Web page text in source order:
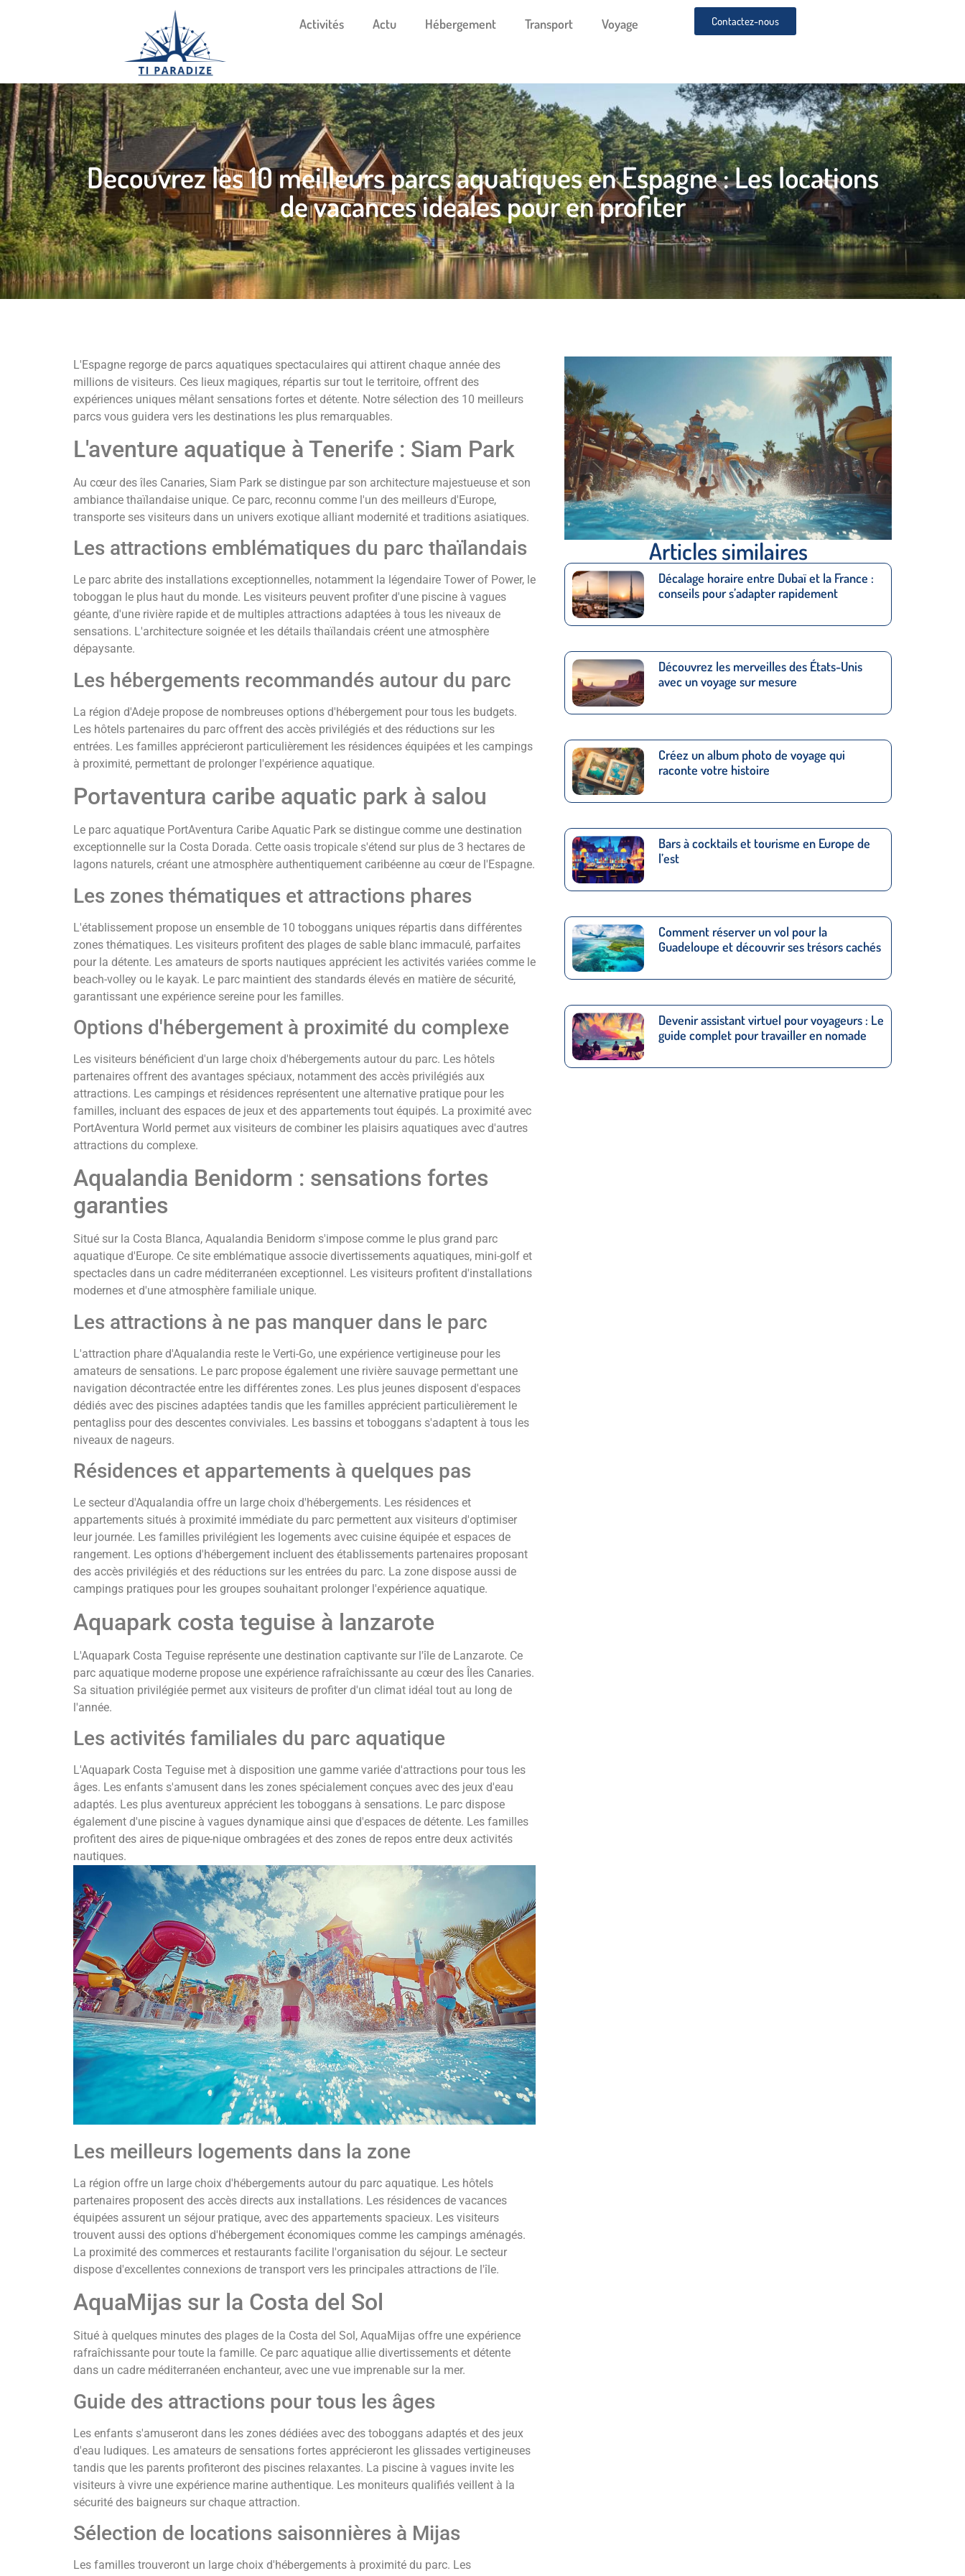
Activités Actu Hébergement Transport Voyage Contactez-nous
Decouvrez les 10 meilleurs parcs aquatiques en Espagne : Les locations
de vacances ideales pour en profiter
L'Espagne regorge de parcs aquatiques spectaculaires qui attirent chaque année des
millions de visiteurs. Ces lieux magiques, répartis sur tout le territoire, offrent des
expériences uniques mêlant sensations fortes et détente. Notre sélection des 10 meilleurs
parcs vous guidera vers les destinations les plus remarquables.
L'aventure aquatique à Tenerife : Siam Park
Au cœur des îles Canaries, Siam Park se distingue par son architecture majestueuse et son
ambiance thaïlandaise unique. Ce parc, reconnu comme l'un des meilleurs d'Europe,
transporte ses visiteurs dans un univers exotique alliant modernité et traditions asiatiques.
Les attractions emblématiques du parc thaïlandais
Le parc abrite des installations exceptionnelles, notamment la légendaire Tower of Power, le
toboggan le plus haut du monde. Les visiteurs peuvent profiter d'une piscine à vagues
géante, d'une rivière rapide et de multiples attractions adaptées à tous les niveaux de
sensations. L'architecture soignée et les détails thaïlandais créent une atmosphère
dépaysante.
Les hébergements recommandés autour du parc
La région d'Adeje propose de nombreuses options d'hébergement pour tous les budgets.
Les hôtels partenaires du parc offrent des accès privilégiés et des réductions sur les
entrées. Les familles apprécieront particulièrement les résidences équipées et les campings
à proximité, permettant de prolonger l'expérience aquatique.
Portaventura caribe aquatic park à salou
Le parc aquatique PortAventura Caribe Aquatic Park se distingue comme une destination
exceptionnelle sur la Costa Dorada. Cette oasis tropicale s'étend sur plus de 3 hectares de
lagons naturels, créant une atmosphère authentiquement caribéenne au cœur de l'Espagne.
Les zones thématiques et attractions phares
L'établissement propose un ensemble de 10 toboggans uniques répartis dans différentes
zones thématiques. Les visiteurs profitent des plages de sable blanc immaculé, parfaites
pour la détente. Les amateurs de sports nautiques apprécient les activités variées comme le
beach-volley ou le kayak. Le parc maintient des standards élevés en matière de sécurité,
garantissant une expérience sereine pour les familles.
Options d'hébergement à proximité du complexe
Les visiteurs bénéficient d'un large choix d'hébergements autour du parc. Les hôtels
partenaires offrent des avantages spéciaux, notamment des accès privilégiés aux
attractions. Les campings et résidences représentent une alternative pratique pour les
familles, incluant des espaces de jeux et des appartements tout équipés. La proximité avec
PortAventura World permet aux visiteurs de combiner les plaisirs aquatiques avec d'autres
attractions du complexe.
Aqualandia Benidorm : sensations fortes
garanties
Situé sur la Costa Blanca, Aqualandia Benidorm s'impose comme le plus grand parc
aquatique d'Europe. Ce site emblématique associe divertissements aquatiques, mini-golf et
spectacles dans un cadre méditerranéen exceptionnel. Les visiteurs profitent d'installations
modernes et d'une atmosphère familiale unique.
Les attractions à ne pas manquer dans le parc
L'attraction phare d'Aqualandia reste le Verti-Go, une expérience vertigineuse pour les
amateurs de sensations. Le parc propose également une rivière sauvage permettant une
navigation décontractée entre les différentes zones. Les plus jeunes disposent d'espaces
dédiés avec des piscines adaptées tandis que les familles apprécient particulièrement le
pentagliss pour des descentes conviviales. Les bassins et toboggans s'adaptent à tous les
niveaux de nageurs.
Résidences et appartements à quelques pas
Le secteur d'Aqualandia offre un large choix d'hébergements. Les résidences et
appartements situés à proximité immédiate du parc permettent aux visiteurs d'optimiser
leur journée. Les familles privilégient les logements avec cuisine équipée et espaces de
rangement. Les options d'hébergement incluent des établissements partenaires proposant
des accès privilégiés et des réductions sur les entrées du parc. La zone dispose aussi de
campings pratiques pour les groupes souhaitant prolonger l'expérience aquatique.
Aquapark costa teguise à lanzarote
L'Aquapark Costa Teguise représente une destination captivante sur l'île de Lanzarote. Ce
parc aquatique moderne propose une expérience rafraîchissante au cœur des Îles Canaries.
Sa situation privilégiée permet aux visiteurs de profiter d'un climat idéal tout au long de
l'année.
Les activités familiales du parc aquatique
L'Aquapark Costa Teguise met à disposition une gamme variée d'attractions pour tous les
âges. Les enfants s'amusent dans les zones spécialement conçues avec des jeux d'eau
adaptés. Les plus aventureux apprécient les toboggans à sensations. Le parc dispose
également d'une piscine à vagues dynamique ainsi que d'espaces de détente. Les familles
profitent des aires de pique-nique ombragées et des zones de repos entre deux activités
nautiques.
Les meilleurs logements dans la zone
La région offre un large choix d'hébergements autour du parc aquatique. Les hôtels
partenaires proposent des accès directs aux installations. Les résidences de vacances
équipées assurent un séjour pratique, avec des appartements spacieux. Les visiteurs
trouvent aussi des options d'hébergement économiques comme les campings aménagés.
La proximité des commerces et restaurants facilite l'organisation du séjour. Le secteur
dispose d'excellentes connexions de transport vers les principales attractions de l'île.
AquaMijas sur la Costa del Sol
Situé à quelques minutes des plages de la Costa del Sol, AquaMijas offre une expérience
rafraîchissante pour toute la famille. Ce parc aquatique allie divertissements et détente
dans un cadre méditerranéen enchanteur, avec une vue imprenable sur la mer.
Guide des attractions pour tous les âges
Les enfants s'amuseront dans les zones dédiées avec des toboggans adaptés et des jeux
d'eau ludiques. Les amateurs de sensations fortes apprécieront les glissades vertigineuses
tandis que les parents profiteront des piscines relaxantes. La piscine à vagues invite les
visiteurs à vivre une expérience marine authentique. Les moniteurs qualifiés veillent à la
sécurité des baigneurs sur chaque attraction.
Sélection de locations saisonnières à Mijas
Les familles trouveront un large choix d'hébergements à proximité du parc. Les
Articles similaires
Décalage horaire entre Dubaï et la France :
conseils pour s’adapter rapidement
Découvrez les merveilles des États-Unis
avec un voyage sur mesure
Créez un album photo de voyage qui
raconte votre histoire
Bars à cocktails et tourisme en Europe de
l’est
Comment réserver un vol pour la
Guadeloupe et découvrir ses trésors cachés
Devenir assistant virtuel pour voyageurs : Le
guide complet pour travailler en nomade